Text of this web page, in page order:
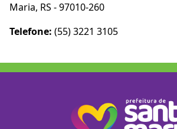
Maria, RS - 97010-260
Telefone: (55) 3221 3105